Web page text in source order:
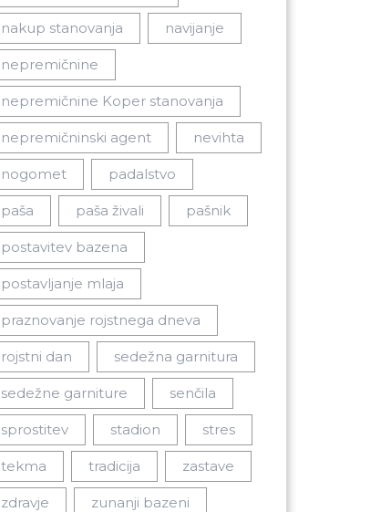
nakup stanovanja navijanje
nepremičnine
nepremičnine Koper stanovanja
nepremičninski agent nevihta
nogomet padalstvo
paša paša živali pašnik
postavitev bazena
postavljanje mlaja
praznovanje rojstnega dneva
rojstni dan sedežna garnitura
sedežne garniture senčila
sprostitev stadion stres
tekma tradicija zastave
zdravje zunanji bazeni